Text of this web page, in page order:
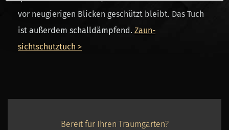
vor neugierigen Blicken geschützt bleibt. Das Tuch
ist außerdem schalldämpfend. Zaun-
sichtschutztuch >
Bereit für Ihren Traumgarten?